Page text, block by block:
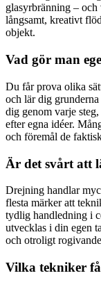
glasyrbränning –
långsamt, kreativt
objekt.
Vad gör man
Du får prova olika
och lär dig
dig genom varje
efter egna idéer.
och föremål de
Är det svårt att
Drejning handlar
flesta märker att
tydlig handledning i
utvecklas i din egen
och otroligt
Vilka tekniker